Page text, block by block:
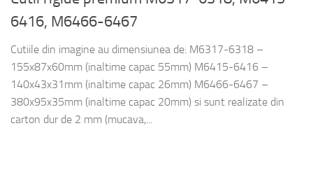
6416, M6466-6467
Cutiile din imagine au dimensiunea de: M6317-6318 –
155x87x60mm (inaltime capac 55mm) M6415-6416 –
140x43x31mm (inaltime capac 26mm) M6466-6467 –
380x95x35mm (inaltime capac 20mm) si sunt realizate din
carton dur de 2 mm (mucava,...